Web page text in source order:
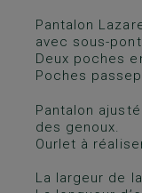
Pantalon
avec sous-
Deux poches
Poches
Pantalon
des genoux.
Ourlet à
La largeur de